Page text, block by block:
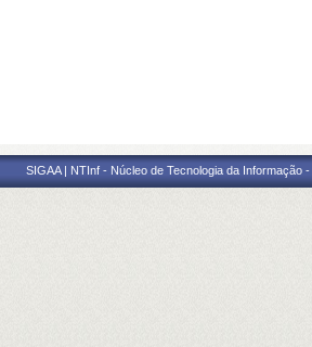
SIGAA | NTInf - Núcleo de Tecnologia da